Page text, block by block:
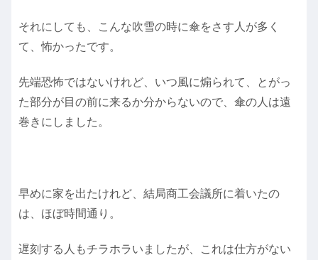
それにしても、こんな吹雪の時に傘をさす人が多く
て、怖かったです。
先端恐怖ではないけれど、いつ風に煽られて、とがっ
た部分が目の前に来るか分からないので、傘の人は遠
巻きにしました。
早めに家を出たけれど、結局商工会議所に着いたの
は、ほぼ時間通り。
遅刻する人もチラホラいましたが、これは仕方がない